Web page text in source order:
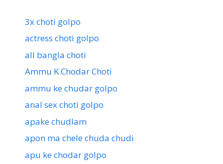
3x choti golpo
actress choti golpo
all bangla choti
Ammu K Chodar Choti
ammu ke chudar golpo
anal sex choti golpo
apake chudlam
apon ma chele chuda chudi
apu ke chodar golpo